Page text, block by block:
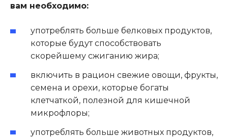
вам необходимо:
употреблять больше белковых продуктов,
которые будут способствовать
скорейшему сжиганию жира;
включить в рацион свежие овощи, фрукты,
семена и орехи, которые богаты
клетчаткой, полезной для кишечной
микрофлоры;
употреблять больше животных продуктов,